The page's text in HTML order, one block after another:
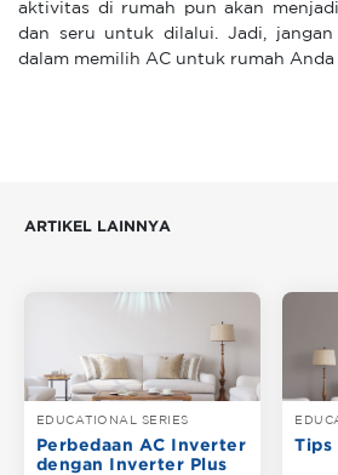
aktivitas di rumah pun akan
dan seru untuk dilalui. Jadi, jangan
dalam memilih AC untuk rumah Anda
ARTIKEL LAINNYA
EDUCATIONAL SERIES
Perbedaan AC Inverter
dengan Inverter Plus
Tips